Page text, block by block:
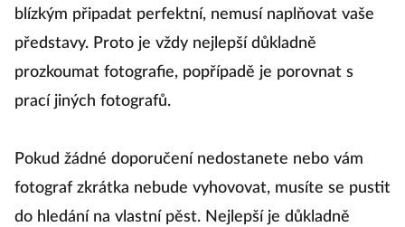
blízkým připadat perfektní, nemusí naplňovat vaše
představy. Proto je vždy nejlepší důkladně
prozkoumat fotografie, popřípadě je porovnat s
prací jiných fotografů.
Pokud žádné doporučení nedostanete nebo vám
fotograf zkrátka nebude vyhovovat, musíte se pustit
do hledání na vlastní pěst. Nejlepší je důkladně